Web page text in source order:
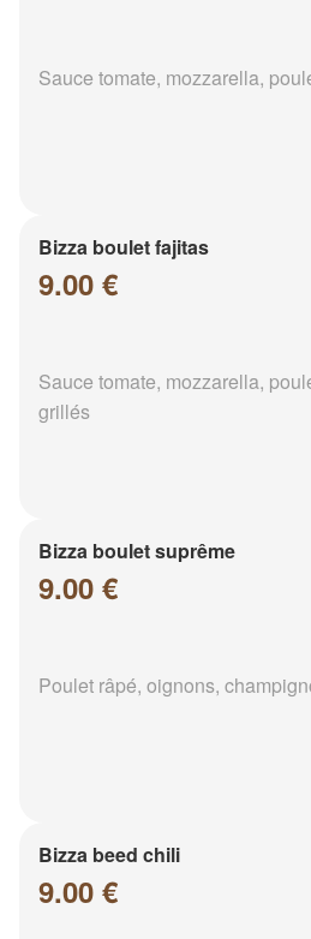
Sauce tomate, mozzarella,
Bizza boulet fajitas
9.00 €
Sauce tomate, mozzarella,
grillés
Bizza boulet suprême
9.00 €
Poulet râpé, oignons,
Bizza beed chili
9.00 €